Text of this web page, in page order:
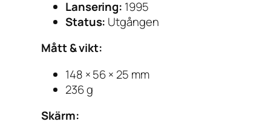
Lansering: 1995
Status: Utgången
Mått & vikt:
148 × 56 × 25 mm
236 g
Skärm: